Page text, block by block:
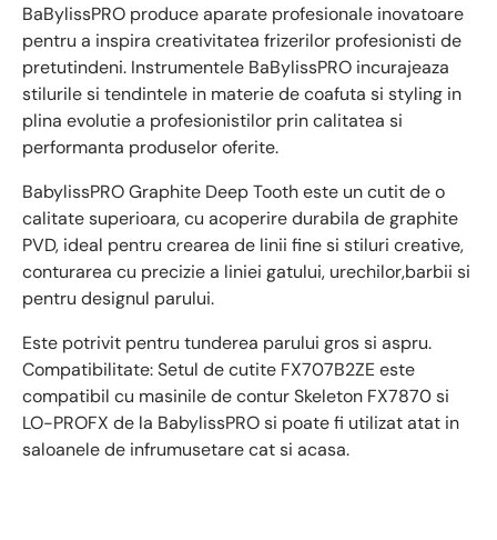
BaBylissPRO produce aparate profesionale inovatoare
pentru a inspira creativitatea frizerilor profesionisti de
pretutindeni. Instrumentele BaBylissPRO incurajeaza
stilurile si tendintele in materie de coafuta si styling in
plina evolutie a profesionistilor prin calitatea si
performanta produselor oferite.
BabylissPRO Graphite Deep Tooth este un cutit de o
calitate superioara, cu acoperire durabila de graphite
PVD, ideal pentru crearea de linii fine si stiluri creative,
conturarea cu precizie a liniei gatului, urechilor,barbii si
pentru designul parului.
Este potrivit pentru tunderea parului gros si aspru.
Compatibilitate: Setul de cutite FX707B2ZE este
compatibil cu masinile de contur Skeleton FX7870 si
LO-PROFX de la BabylissPRO si poate fi utilizat atat in
saloanele de infrumusetare cat si acasa.